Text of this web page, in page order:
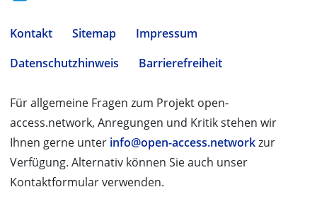
Kontakt Sitemap
Impressum
Datenschutzhinweis
Barrierefreiheit
Für allgemeine Fragen zum Projekt open-
access.network, Anregungen und Kritik stehen wir
Ihnen gerne unter info@open-access.networkzur
Verfügung. Alternativ können Sie auch unser
Kontaktformular verwenden.